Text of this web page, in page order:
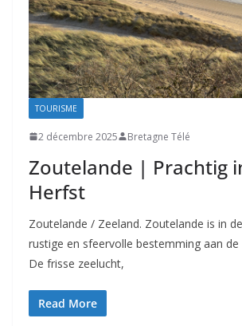
TOURISME
2 décembre 2025 Bretagne Télé
Zoutelande | Prachtig
Herfst
Zoutelande / Zeeland. Zoutelande is in
rustige en sfeervolle bestemming aan de
De frisse zeelucht,
Read More